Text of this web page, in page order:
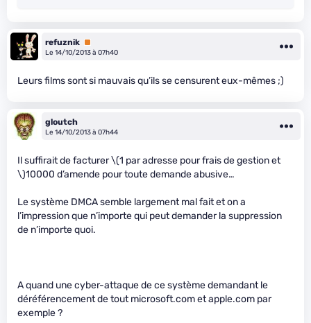
refuznik Premium
Le 14/10/2013 à 07h40
Leurs films sont si mauvais qu’ils se censurent eux-mêmes ;)
gloutch
Le 14/10/2013 à 07h44
Il suffirait de facturer\(1 par adresse pour frais de gestion et
\)10000 d’amende pour toute demande abusive…
Le système DMCA semble largement mal fait et on a
l’impression que n’importe qui peut demander la suppression
de n’importe quoi.
A quand une cyber-attaque de ce système demandant le
déréférencement de tout microsoft.com et apple.com par
exemple ?